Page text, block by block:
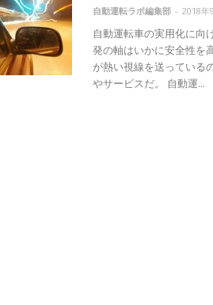
自動運転ラボ編集部 - 2018年
自動運転車の実用化に向
発の軸はいかに安全性を
が熱い視線を送っている
やサービスだ。 自動運...